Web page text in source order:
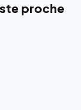
proche